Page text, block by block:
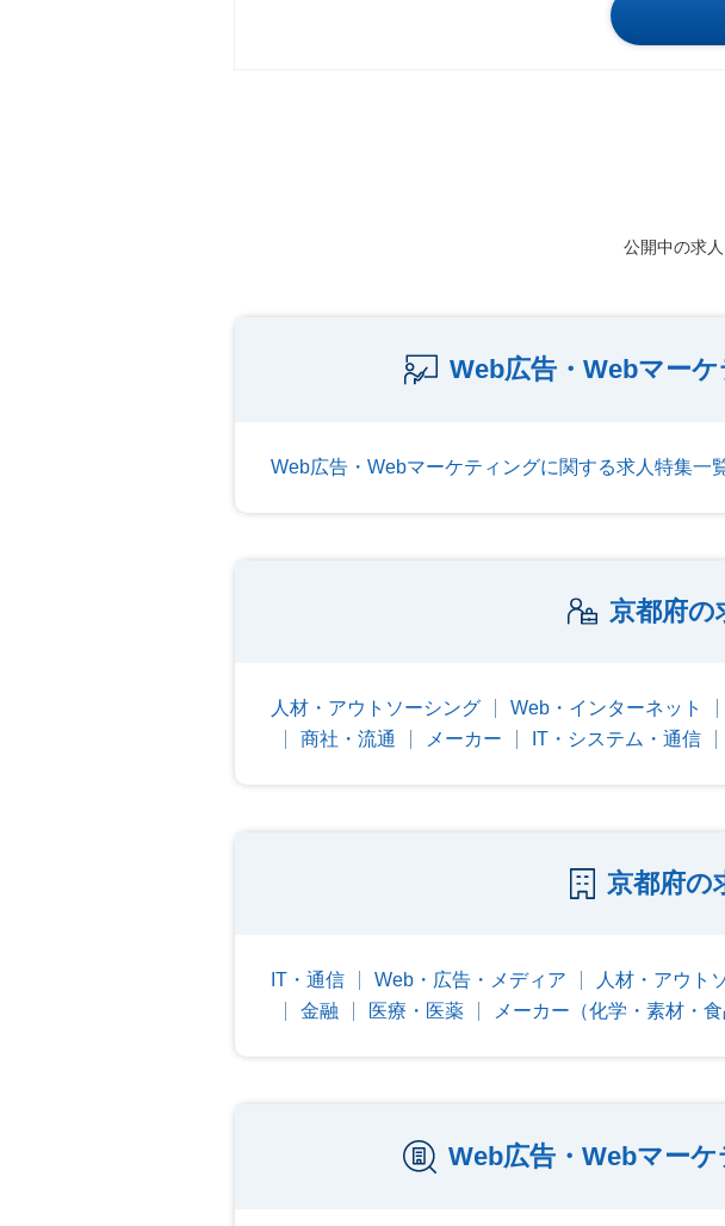
公開中の求人
Web広告・Webマー
Web広告・Webマーケティングに関する求人特集一
京都府の
人材・アウトソーシング Web・インターネット
商社・流通
メーカー IT・システム・通信
京都府の
IT・通信 Web・広告・メディア 人材・アウト
金融
医療・医薬 メーカー（化学・素材・食
Web広告・Webマー